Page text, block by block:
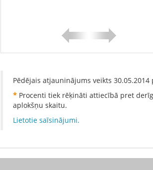
Pēdējais atjauninājums veikts 30.05.2014
* Procenti tiek rēķināti attiecībā pret
aplokšņu skaitu.
Lietotie saīsinājumi.